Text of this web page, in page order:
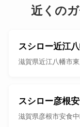
近くの
スシロー近江
滋賀県近江八幡市
スシロー彦根
滋賀県彦根市安食